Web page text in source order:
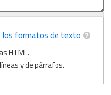
los formatos de texto
HTML.
y de párrafos.